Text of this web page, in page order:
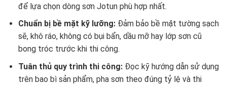
để lựa chọn dòng sơn Jotun phù hợp nhất.
Chuẩn bị bề mặt kỹ lưỡng:Đảm bảo bề mặt tường sạch
sẽ, khô ráo, không có bụi bẩn, dầu mỡ hay lớp sơn cũ
bong tróc trước khi thi công.
Tuân thủ quy trình thi công:Đọc kỹ hướng dẫn sử dụng
trên bao bì sản phẩm, pha sơn theo đúng tỷ lệ và thi